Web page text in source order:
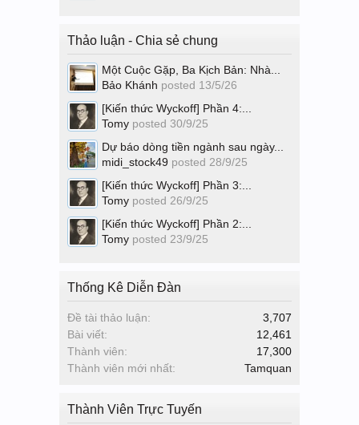
Thảo luận - Chia sẻ chung
Một Cuộc Gặp, Ba Kịch Bản: Nhà...
Bảo Khánh posted 13/5/26
[Kiến thức Wyckoff] Phần 4:...
Tomy posted 30/9/25
Dự báo dòng tiền ngành sau ngày...
midi_stock49 posted 28/9/25
[Kiến thức Wyckoff] Phần 3:...
Tomy posted 26/9/25
[Kiến thức Wyckoff] Phần 2:...
Tomy posted 23/9/25
Thống Kê Diễn Đàn
Đề tài thảo luận:
3,707
Bài viết:
12,461
Thành viên:
17,300
Thành viên mới nhất:
Tamquan
Thành Viên Trực Tuyến